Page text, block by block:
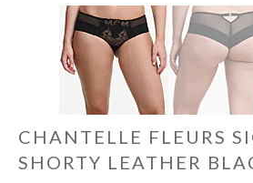
Cadeaubon
CHANTELLE FLEURS
SHORTY LEATHER